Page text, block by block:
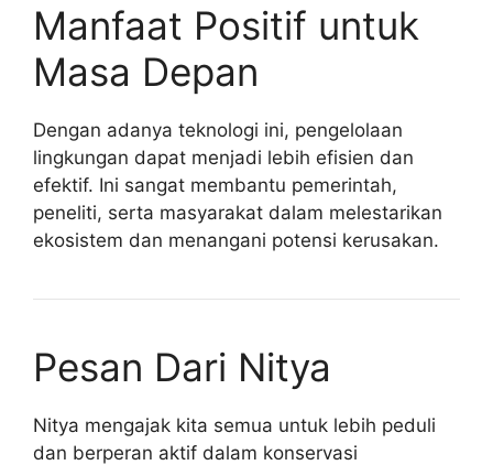
Manfaat Positif untuk
Masa Depan
Dengan adanya teknologi ini, pengelolaan
lingkungan dapat menjadi lebih efisien dan
efektif. Ini sangat membantu pemerintah,
peneliti, serta masyarakat dalam melestarikan
ekosistem dan menangani potensi kerusakan.
Pesan Dari Nitya
Nitya mengajak kita semua untuk lebih peduli
dan berperan aktif dalam konservasi